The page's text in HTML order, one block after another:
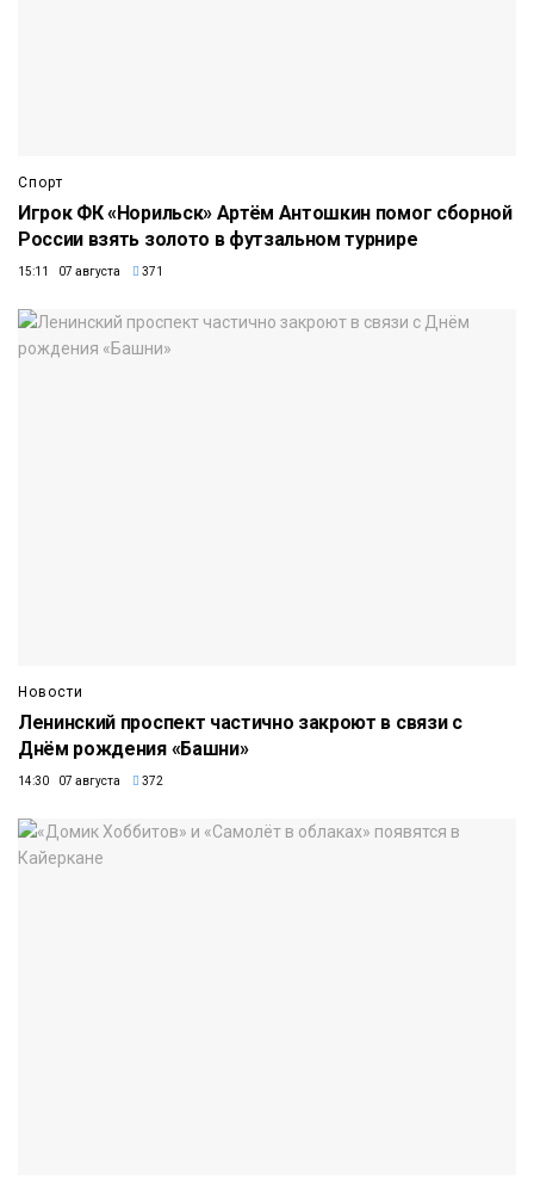
Спорт
Игрок ФК «Норильск» Артём Антошкин помог сборной
России взять золото в футзальном турнире
15:11 07 августа 371
Новости
Ленинский проспект частично закроют в связи с
Днём рождения «Башни»
14:30 07 августа 372